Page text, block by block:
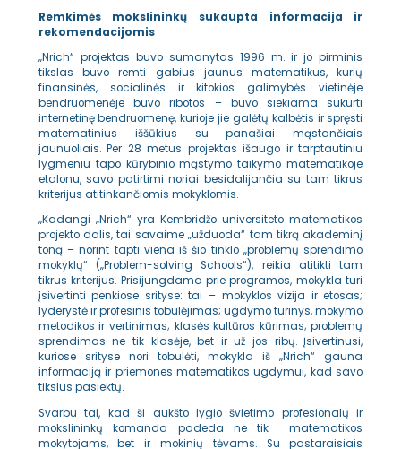
Remkimės mokslininkų sukaupta informacija ir
rekomendacijomis
„Nrich“ projektas buvo sumanytas 1996 m. ir jo pirminis
tikslas buvo remti gabius jaunus matematikus, kurių
finansinės, socialinės ir kitokios galimybės vietinėje
bendruomenėje buvo ribotos – buvo siekiama sukurti
internetinę bendruomenę, kurioje jie galėtų kalbėtis ir spręsti
matematinius iššūkius su panašiai mąstančiais
jaunuoliais. Per 28 metus projektas išaugo ir tarptautiniu
lygmeniu tapo kūrybinio mąstymo taikymo matematikoje
etalonu, savo patirtimi noriai besidalijančia su tam tikrus
kriterijus atitinkančiomis mokyklomis.
„Kadangi „Nrich“ yra Kembridžo universiteto matematikos
projekto dalis, tai savaime „užduoda“ tam tikrą akademinį
toną – norint tapti viena iš šio tinklo „problemų sprendimo
mokyklų“ („Problem-solving Schools“), reikia atitikti tam
tikrus kriterijus. Prisijungdama prie programos, mokykla turi
įsivertinti penkiose srityse: tai – mokyklos vizija ir etosas;
lyderystė ir profesinis tobulėjimas; ugdymo turinys, mokymo
metodikos ir vertinimas; klasės kultūros kūrimas; problemų
sprendimas ne tik klasėje, bet ir už jos ribų. Įsivertinusi,
kuriose srityse nori tobulėti, mokykla iš „Nrich“ gauna
informaciją ir priemones matematikos ugdymui, kad savo
tikslus pasiektų.
Svarbu tai, kad ši aukšto lygio švietimo profesionalų ir
mokslininkų komanda padeda ne tik matematikos
mokytojams, bet ir mokinių tėvams. Su pastaraisiais